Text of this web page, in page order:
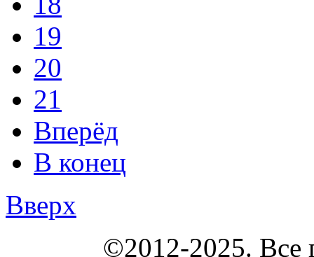
19
20
21
Вперёд
В конец
Вверх
©2012-2025. Все